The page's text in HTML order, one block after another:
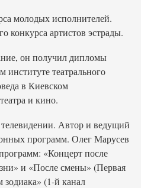
молодых исполнителей.
конкурса артистов эстрады.
он получил дипломы
институте театрального
в Киевском
и кино.
Автор и ведущий
программ. Олег Марусев
«Концерт после
и «После смены» (Первая
(1-й канал